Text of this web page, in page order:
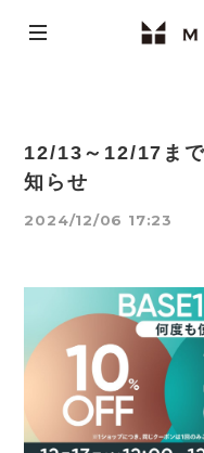
12/13～12/17ま
知らせ
2024/12/06 17:23